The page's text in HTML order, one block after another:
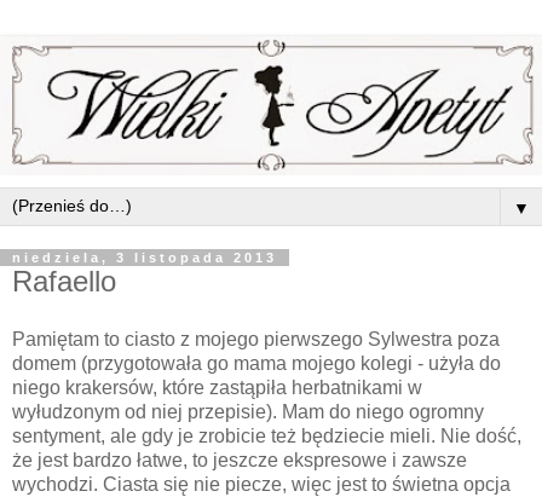
▼
niedziela, 3 listopada 2013
Rafaello
Pamiętam to ciasto z mojego pierwszego Sylwestra poza
domem (przygotowała go mama mojego kolegi - użyła do
niego krakersów, które zastąpiła herbatnikami w
wyłudzonym od niej przepisie). Mam do niego ogromny
sentyment, ale gdy je zrobicie też będziecie mieli. Nie dość,
że jest bardzo łatwe, to jeszcze ekspresowe i zawsze
wychodzi. Ciasta się nie piecze, więc jest to świetna opcja